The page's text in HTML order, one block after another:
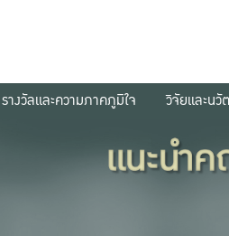
รางวัลและความภาคภูมิใจ วิจัยและนวั